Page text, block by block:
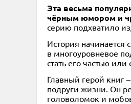
Эта весьма
чёрным юмором и
серию подхватило
История
в многоуровневое
стать его частью
Главный герой книг
подруги жизни. Он
головоломок и